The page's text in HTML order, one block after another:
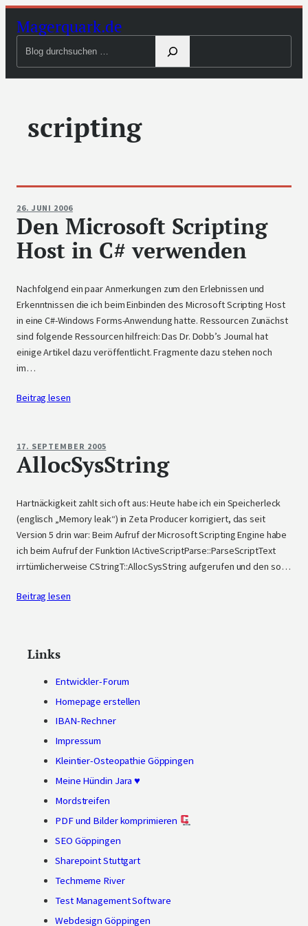
Zum
Inhalt
Magerquark.de
durchsuchen
scripting
26. JUNI 2006
Den Microsoft Scripting
Host in C# verwenden
Nachfolgend ein paar Anmerkungen zum den Erlebnissen und
Erkenntnissen die ich beim Einbinden des Microsoft Scripting Host
in eine C#-Windows Forms-Anwendung hatte. Ressourcen Zunächst
sind folgende Ressourcen hilfreich: Das Dr. Dobb’s Journal hat
einige Artikel dazu veröffentlicht. Fragmente dazu stehen noch
im…
Beitrag lesen
17. SEPTEMBER 2005
AllocSysString
Hartnäckigkeit zahlt sich oft aus: Heute habe ich ein Speicherleck
(englisch „Memory leak“) in Zeta Producer korrigiert, das seit
Version 5 drin war: Beim Aufruf der Microsoft Scripting Engine habe
ich beim Aufruf der Funktion IActiveScriptParse::ParseScriptText
irrtümlicherweise CStringT::AllocSysString aufgerufen und den so…
Beitrag lesen
Links
Entwickler-Forum
Homepage erstellen
IBAN-Rechner
Impressum
Kleintier-Osteopathie Göppingen
Meine Hündin Jara ♥
Mordstreifen
PDF und Bilder komprimieren
SEO Göppingen
Sharepoint Stuttgart
Techmeme River
Test Management Software
Webdesign Göppingen